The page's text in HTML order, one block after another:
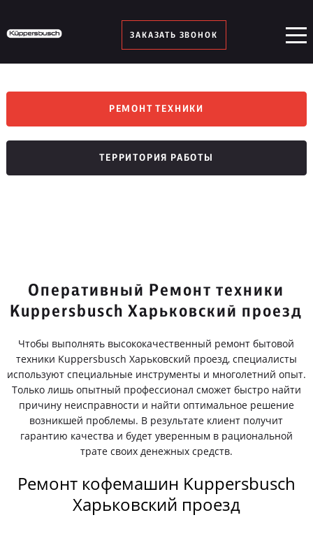
ЗАКАЗАТЬ ЗВОНОК
РЕМОНТ ТЕХНИКИ
ТЕРРИТОРИЯ РАБОТЫ
Оперативный Ремонт техники
Kuppersbusch Харьковский проезд
Чтобы выполнять высококачественный ремонт бытовой
техники Kuppersbusch Харьковский проезд, специалисты
используют специальные инструменты и многолетний опыт.
Только лишь опытный профессионал сможет быстро найти
причину неисправности и найти оптимальное решение
возникшей проблемы. В результате клиент получит
гарантию качества и будет уверенным в рациональной
трате своих денежных средств.
Ремонт кофемашин Kuppersbusch
Харьковский проезд